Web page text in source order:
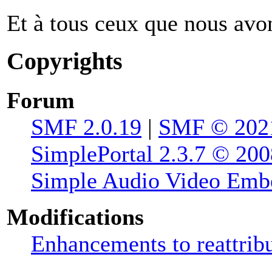
Et à tous ceux que nous
Copyrights
Forum
SMF 2.0.19 | SMF ©
SimplePortal 2.3.7 ©
Simple Audio Video
Modifications
Enhancements to